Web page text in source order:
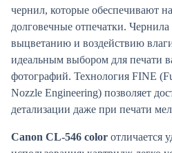
чернил, которые обеспечивают
долговечные отпечатки.
выцветанию и воздействию
идеальным выбором для печати
фотографий. Технология FINE
Nozzle Engineering) позволяет
детализации даже при печати
Canon CL-546 color отличается